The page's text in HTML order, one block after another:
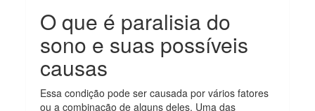
O que é paralisia do
sono e suas possíveis
causas
Essa condição pode ser causada por vários fatores
ou a combinação de alguns deles. Uma das